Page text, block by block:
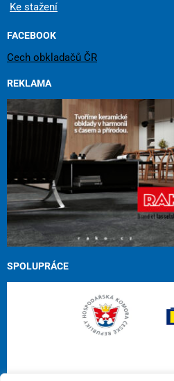
Ke stažení
FACEBOOK
Cech obkladačů ČR
REKLAMA
SPOLUPRÁCE